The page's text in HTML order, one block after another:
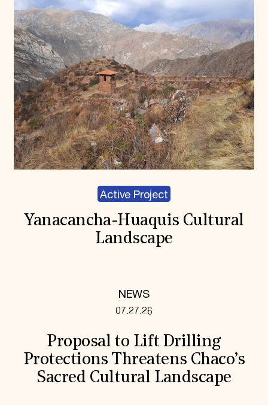
Active Project
Yanacancha-Huaquis Cultural
Landscape
NEWS
07.27.26
Proposal to Lift Drilling
Protections Threatens Chaco’s
Sacred Cultural Landscape